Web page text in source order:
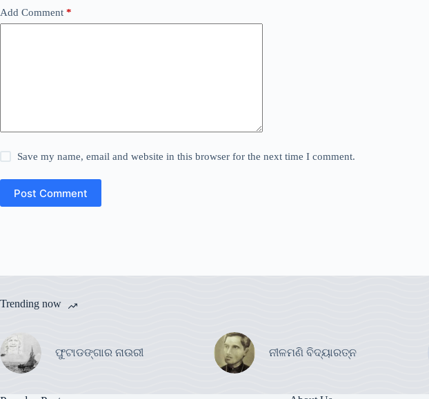
Add Comment *
Save my name, email and website in this browser for the next time I comment.
Post Comment
Trending now
ଫୁଟାଡଙ୍ଗାର ନାଉରୀ ନୀଳମଣି ବିଦ୍ୟାରତ୍ନ